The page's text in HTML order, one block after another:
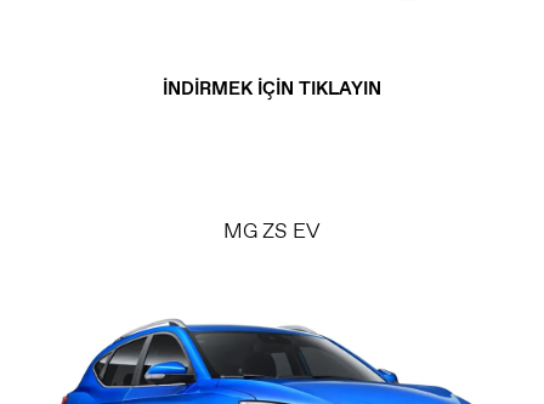
İNDİRMEK İÇİN TIKLAYIN
MG ZS EV